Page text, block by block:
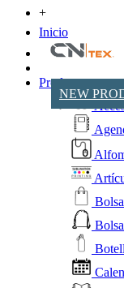
+
Inicio
NEW
Productos